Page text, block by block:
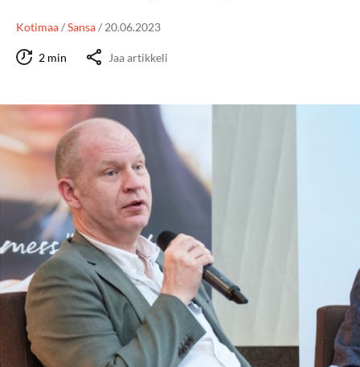
Kotimaa/Sansa/ 20.06.2023
2 min Jaa artikkeli